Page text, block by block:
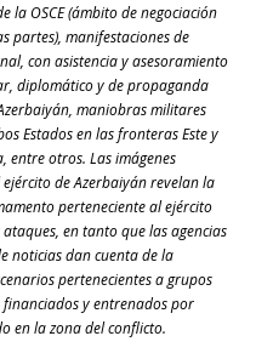
la OSCE (ámbito de negociación
partes), manifestaciones de
con asistencia y asesoramiento
diplomático y de propaganda
maniobras militares
Estados en las fronteras Este y
entre otros. Las imágenes
de Azerbaiyán revelan la
perteneciente al ejército
en tanto que las agencias
noticias dan cuenta de la
pertenecientes a grupos
financiados y entrenados por
en la zona del conflicto.